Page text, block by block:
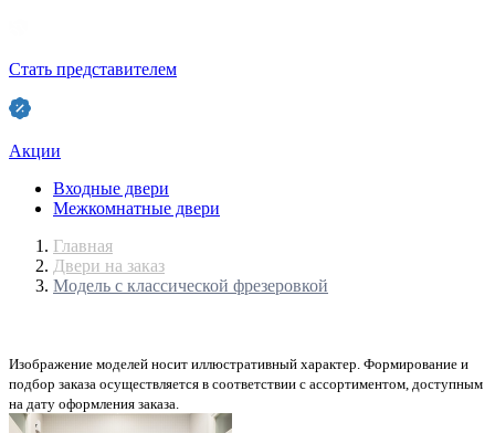
Стать представителем
Акции
Входные двери
Межкомнатные двери
Главная
Двери на заказ
Модель с классической фрезеровкой
Изображение моделей носит иллюстративный характер. Формирование и
подбор заказа осуществляется в соответствии с ассортиментом, доступным
на дату оформления заказа.